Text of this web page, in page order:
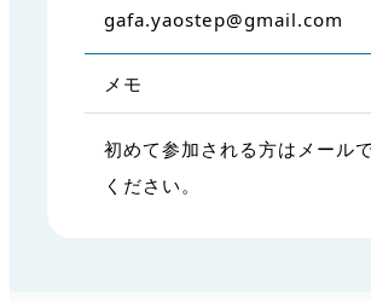
gafa.yaostep@gmail.com
メモ
初めて参加される方はメール
ください。